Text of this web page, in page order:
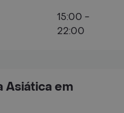
Asiática em
15:00 -
22:00